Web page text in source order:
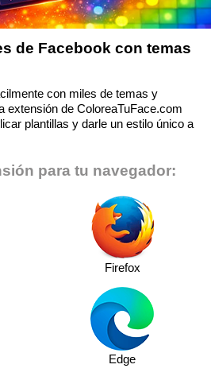
de Facebook con temas
con miles de temas y
extensión de ColoreaTuFace.com
plantillas y darle un estilo único a
para tu navegador:
Firefox
Edge